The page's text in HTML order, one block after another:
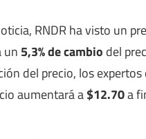
RNDR ha visto un
un 5,3% de cambio del
del precio, los
aumentará a$12.70a